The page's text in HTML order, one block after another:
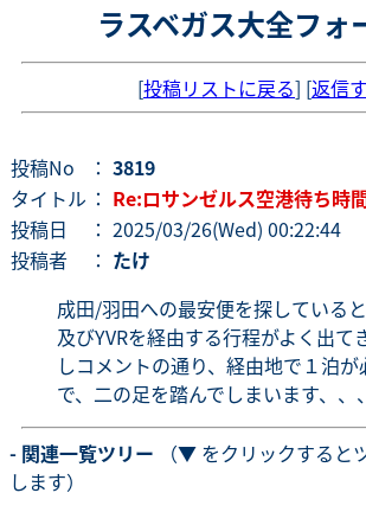
ラスベガス大全フォ
[投稿リストに戻る] [返信
投稿No ： 3819
タイトル ： Re:ロサンゼルス空港待ち時
投稿日
： 2025/03/26(Wed) 00:22:44
投稿者
： たけ
成田/羽田への最安便を探していると
及びYVRを経由する行程がよく出て
しコメントの通り、経由地で１泊
で、二の足を踏んでしまいます、、
- 関連一覧ツリー （▼ をクリックすると
します）